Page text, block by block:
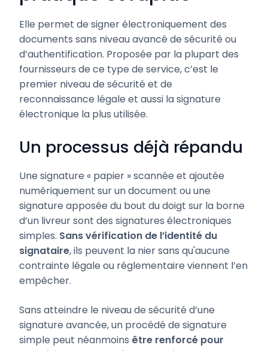
Elle permet de signer électroniquement des
documents sans niveau avancé de sécurité ou
d’authentification. Proposée par la plupart des
fournisseurs de ce type de service, c’est le
premier niveau de sécurité et de
reconnaissance légale et aussi la signature
électronique la plus utilisée.
Un processus déjà répandu
Une signature « papier » scannée et ajoutée
numériquement sur un document ou une
signature apposée du bout du doigt sur la borne
d’un livreur sont des signatures électroniques
simples. Sans vérification de l’identité du
signataire, ils peuvent la nier sans qu'aucune
contrainte légale ou réglementaire viennent l’en
empêcher.
Sans atteindre le niveau de sécurité d’une
signature avancée, un procédé de signature
simple peut néanmoins être renforcé pour